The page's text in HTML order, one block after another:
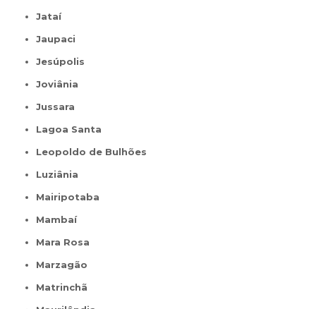
Jataí
Jaupaci
Jesúpolis
Joviânia
Jussara
Lagoa Santa
Leopoldo de Bulhões
Luziânia
Mairipotaba
Mambaí
Mara Rosa
Marzagão
Matrinchã